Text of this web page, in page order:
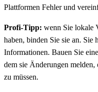
Plattformen Fehler und
Profi-Tipp: wenn Sie lokale
haben, binden Sie sie an. Sie
Informationen. Bauen Sie
dem sie Änderungen melden,
zu müssen.